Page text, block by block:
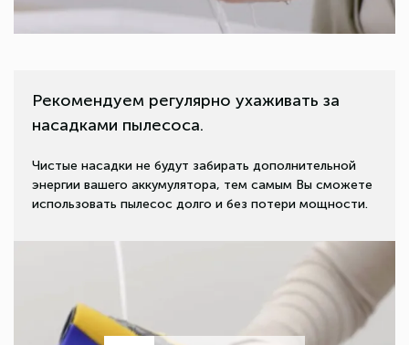
Рекомендуем регулярно ухаживать за
насадками пылесоса.
Чистые насадки не будут забирать дополнительной
энергии вашего аккумулятора, тем самым Вы сможете
использовать пылесос долго и без потери мощности.